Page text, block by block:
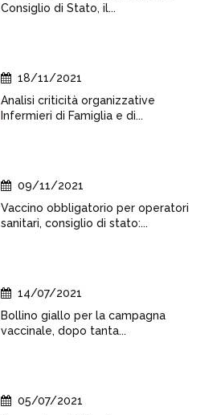
Consiglio di Stato, il...
18/11/2021
Analisi criticità organizzative
Infermieri di Famiglia e di...
09/11/2021
Vaccino obbligatorio per operatori
sanitari, consiglio di stato:...
14/07/2021
Bollino giallo per la campagna
vaccinale, dopo tanta...
05/07/2021